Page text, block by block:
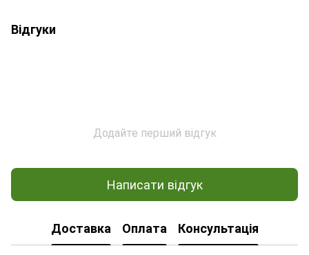
Відгуки
Додайте перший відгук
Написати відгук
Доставка Оплата Консультація